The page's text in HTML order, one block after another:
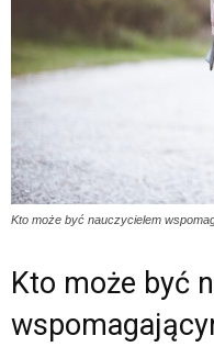
Kto może być nauczycielem
Kto może być